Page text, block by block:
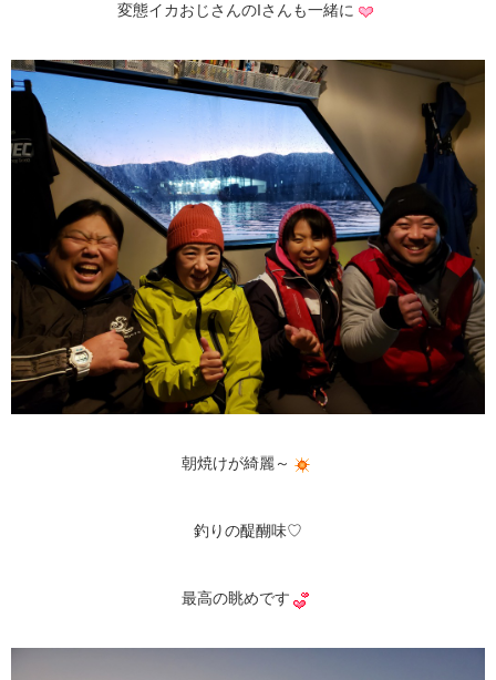
変態イカおじさんのIさんも一緒に
朝焼けが綺麗～
釣りの醍醐味♡
最高の眺めです